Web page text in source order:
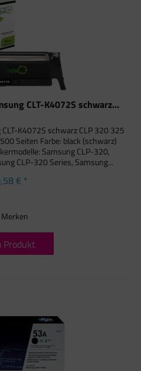
CLT-K4072S schwarz...
K4072S schwarz CLP 320 325
Seiten Farbe: black (schwarz)
Samsung CLP-320,
CLP-320 Series, Samsung...
€ *
Merken
Produkt